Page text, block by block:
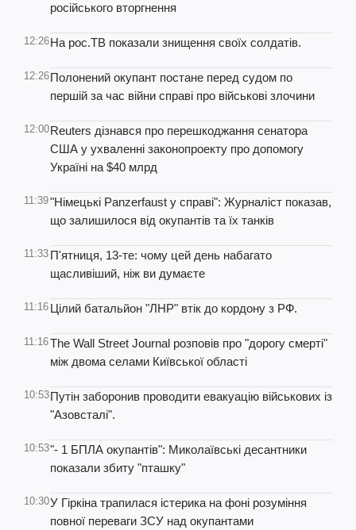
російського вторгнення
12:26На рос.ТВ показали знищення своїх солдатів.
12:26Полонений окупант постане перед судом по
першій за час війни справі про військові злочини
12:00Reuters дізнався про перешкоджання сенатора
США у ухваленні законопроекту про допомогу
Україні на $40 млрд
11:39"Німецькі Panzerfaust у справі": Журналіст показав,
що залишилося від окупантів та їх танків
11:33 П'ятниця, 13-те: чому цей день набагато
щасливіший, ніж ви думаєте
11:16 Цілий батальйон "ЛНР" втік до кордону з РФ.
11:16The Wall Street Journal розповів про "дорогу смерті"
між двома селами Київської області
10:53Путін заборонив проводити евакуацію військових із
"Азовсталі".
10:53"- 1 БПЛА окупантів": Миколаївські десантники
показали збиту "пташку"
10:30У Гіркіна трапилася істерика на фоні розуміння
повної переваги ЗСУ над окупантами